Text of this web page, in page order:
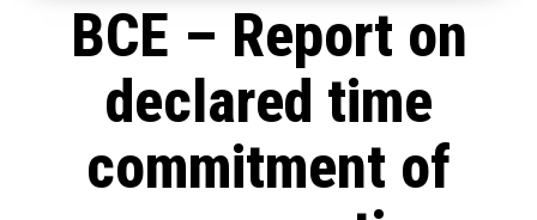
BCE – Report on
declared time
commitment of